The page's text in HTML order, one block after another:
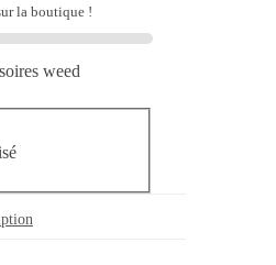
la boutique !